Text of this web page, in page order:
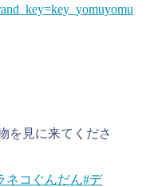
を見に来てくださ
ネコぐんだん#デ